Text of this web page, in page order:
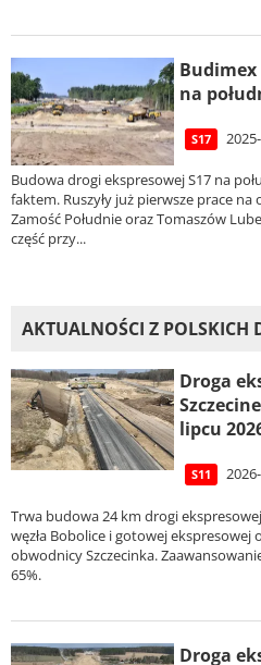
na
S17
Budowa drogi ekspresowej S17 na
faktem. Ruszyły już pierwsze prace
Zamość Południe oraz Tomaszów
część przy...
AKTUALNOŚCI Z POLSKICH
Droga
lipcu
S11
Trwa budowa 24 km drogi
węzła Bobolice i gotowej
obwodnicy Szczecinka.
65%.
Droga